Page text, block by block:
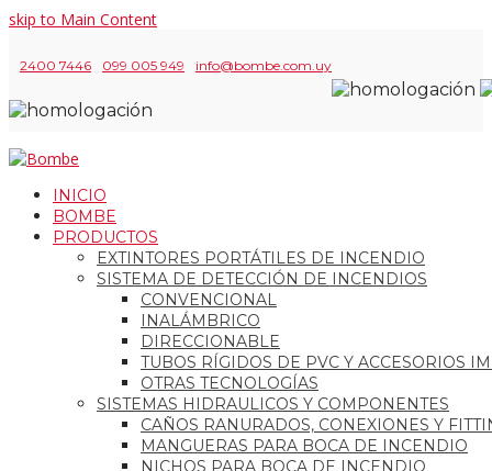
skip to Main Content
2400 7446 099 005 949 info@bombe.com.uy
INICIO
BOMBE
PRODUCTOS
EXTINTORES PORTÁTILES DE INCENDIO
SISTEMA DE DETECCIÓN DE INCENDIOS
CONVENCIONAL
INALÁMBRICO
DIRECCIONABLE
TUBOS RÍGIDOS DE PVC Y ACCESORIOS
OTRAS TECNOLOGÍAS
SISTEMAS HIDRAULICOS Y COMPONENTES
CAÑOS RANURADOS, CONEXIONES Y
MANGUERAS PARA BOCA DE INCENDIO
NICHOS PARA BOCA DE INCENDIO